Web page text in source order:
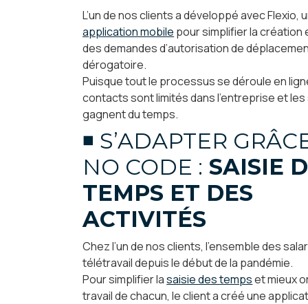
L’un de nos clients a développé avec Flexio,
application mobile pour simplifier la création
des demandes d’autorisation de
dérogatoire.
Puisque tout le processus se déroule en
contacts sont limités dans l’entreprise et
gagnent du temps.
◾ S’ADAPTER
NO CODE : SAISIE
TEMPS ET DES
ACTIVITÉS
Chez l’un de nos clients, l’ensemble des
télétravail depuis le début de la pandémie.
Pour simplifier lasaisie des tempset mieux
travail de chacun, le client a créé une